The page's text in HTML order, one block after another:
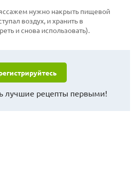
нужно накрыть пищевой
воздух, и хранить в
и снова использовать).
лучшие рецепты первыми!